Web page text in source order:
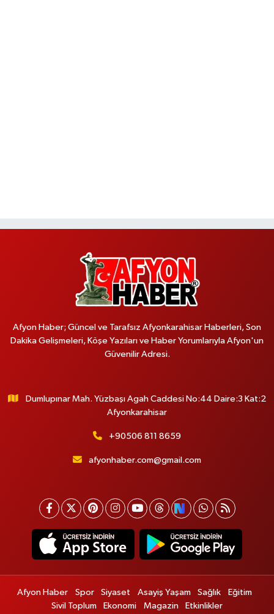
Afyon Haber; Güncel ve Tarafsız Afyonkarahisar Haberleri, Son
Dakika Gelişmeleri, Köşe Yazıları ve Haber Yorumlarıyla Afyon'un
Güvenilir Adresi.
Dumlupınar Mah. Yüzbaşı Agah Caddesi No:44 Daire:3 Kat:2
Afyonkarahisar
+90506 811 8659
afyonhaber.com@gmail.com
Afyon Haber Spor Siyaset Asayiş Yaşam Sağlık
Eğitim
Sivil Toplum
Ekonomi Magazin Etkinlikler